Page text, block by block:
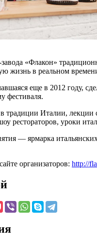
«Флакон»
жизнь в реальном
еще в 2012 году,
фестиваля.
традиции Италии, лекции
рестораторов, уроки
— ярмарка
организаторов: http://